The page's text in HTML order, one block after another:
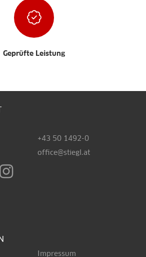
Geprüfte Leistung
+43 50 1492-0
office@stiegl.at
Impressum